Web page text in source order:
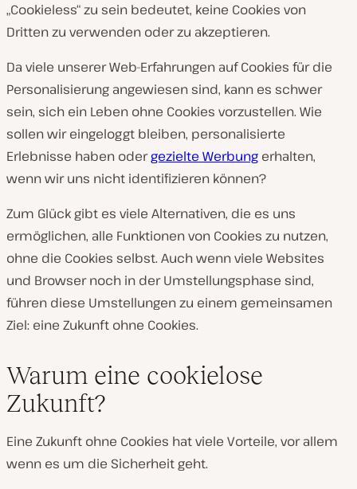
„Cookieless“ zu sein bedeutet, keine Cookies von
Dritten zu verwenden oder zu akzeptieren.
Da viele unserer Web-Erfahrungen auf Cookies für die
Personalisierung angewiesen sind, kann es schwer
sein, sich ein Leben ohne Cookies vorzustellen. Wie
sollen wir eingeloggt bleiben, personalisierte
Erlebnisse haben odergezielte Werbung erhalten,
wenn wir uns nicht identifizieren können?
Zum Glück gibt es viele Alternativen, die es uns
ermöglichen, alle Funktionen von Cookies zu nutzen,
ohne die Cookies selbst. Auch wenn viele Websites
und Browser noch in der Umstellungsphase sind,
führen diese Umstellungen zu einem gemeinsamen
Ziel: eine Zukunft ohne Cookies.
Warum eine cookielose
Zukunft?
Eine Zukunft ohne Cookies hat viele Vorteile, vor allem
wenn es um die Sicherheit geht.